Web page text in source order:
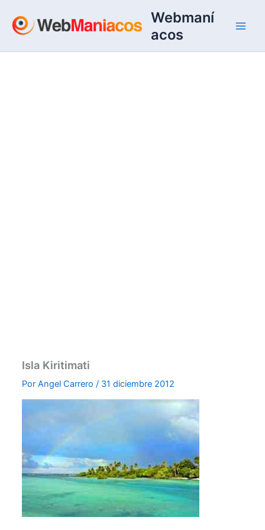
contenido
Webmaní
acos
Isla Kiritimati
PorAngel Carrero/ 31 diciembre 2012